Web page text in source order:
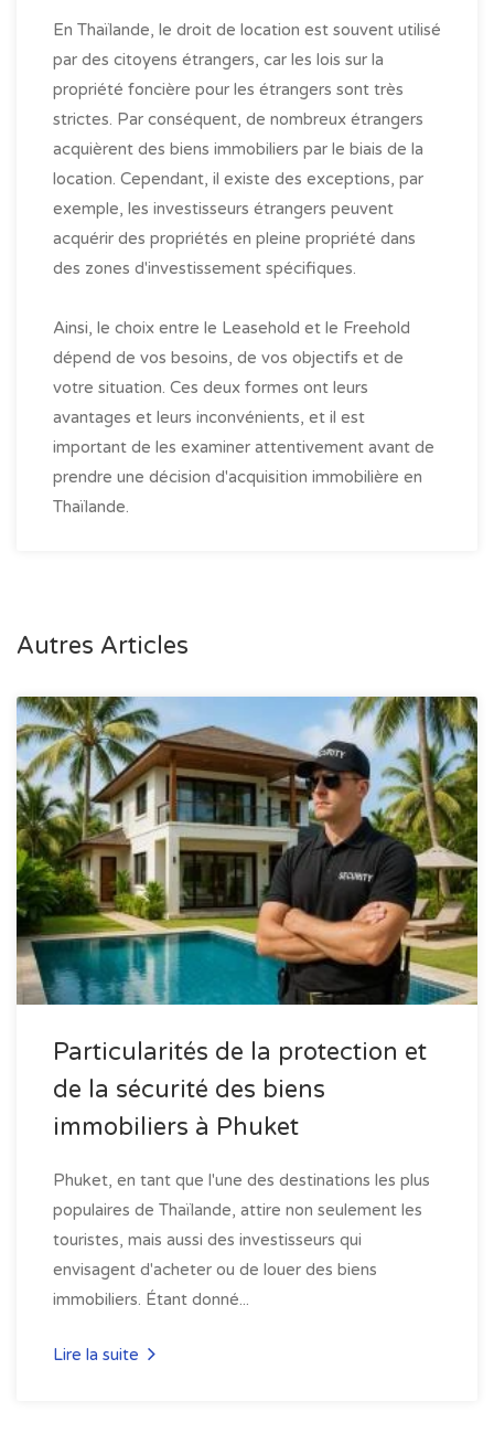
En Thaïlande, le droit de location est souvent utilisé
par des citoyens étrangers, car les lois sur la
propriété foncière pour les étrangers sont très
strictes. Par conséquent, de nombreux étrangers
acquièrent des biens immobiliers par le biais de la
location. Cependant, il existe des exceptions, par
exemple, les investisseurs étrangers peuvent
acquérir des propriétés en pleine propriété dans
des zones d'investissement spécifiques.
Ainsi, le choix entre le Leasehold et le Freehold
dépend de vos besoins, de vos objectifs et de
votre situation. Ces deux formes ont leurs
avantages et leurs inconvénients, et il est
important de les examiner attentivement avant de
prendre une décision d'acquisition immobilière en
Thaïlande.
Autres Articles
Particularités de la protection et
de la sécurité des biens
immobiliers à Phuket
Phuket, en tant que l'une des destinations les plus
populaires de Thaïlande, attire non seulement les
touristes, mais aussi des investisseurs qui
envisagent d'acheter ou de louer des biens
immobiliers. Étant donné...
Lire la suite